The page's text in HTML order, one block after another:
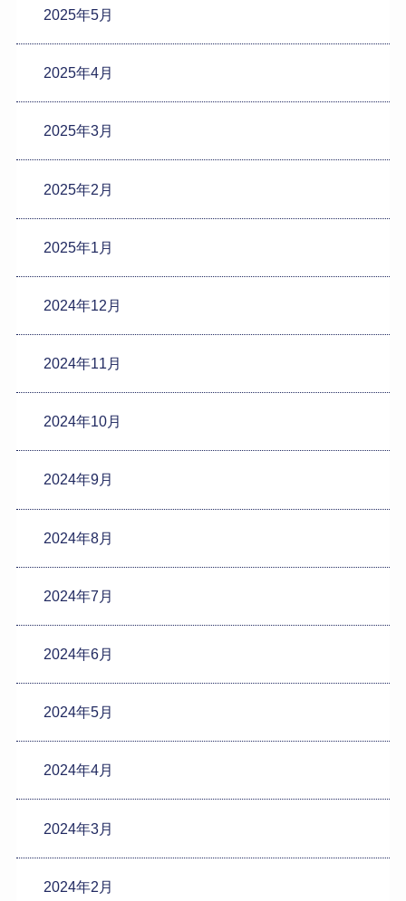
2025年5月
2025年4月
2025年3月
2025年2月
2025年1月
2024年12月
2024年11月
2024年10月
2024年9月
2024年8月
2024年7月
2024年6月
2024年5月
2024年4月
2024年3月
2024年2月